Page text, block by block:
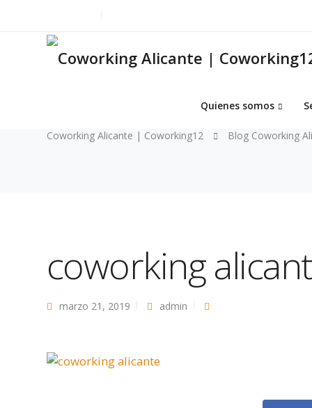
Quienes somos
Coworking Alicante | Coworking12 Blog Coworking
coworking
marzo 21, 2019 admin